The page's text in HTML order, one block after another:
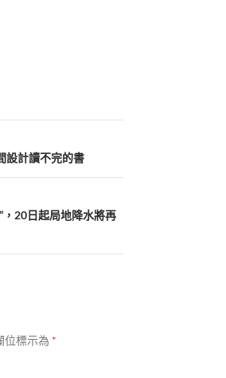
設計讀不完的書
，20日起局地降水將再
位標示為 *